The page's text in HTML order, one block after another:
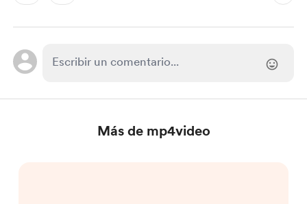
Más de mp4video